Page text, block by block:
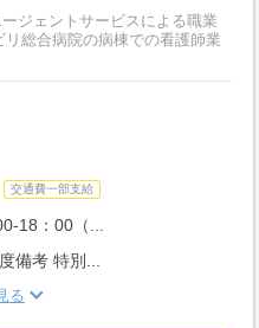
ジェントサービスによる職業
総合病院の病棟での看護師業
交通費一部支給
18：00（...
備考 特別...
る